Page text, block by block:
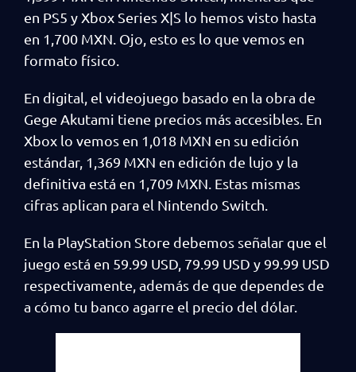
en PS5 y Xbox Series X|S lo hemos visto hasta
en 1,700 MXN. Ojo, esto es lo que vemos en
formato físico.
En digital, el videojuego basado en la obra de
Gege Akutami tiene precios más accesibles. En
Xbox lo vemos en 1,018 MXN en su edición
estándar, 1,369 MXN en edición de lujo y la
definitiva está en 1,709 MXN. Estas mismas
cifras aplican para el Nintendo Switch.
En la PlayStation Store debemos señalar que el
juego está en 59.99 USD, 79.99 USD y 99.99 USD
respectivamente, además de que dependes de
a cómo tu banco agarre el precio del dólar.